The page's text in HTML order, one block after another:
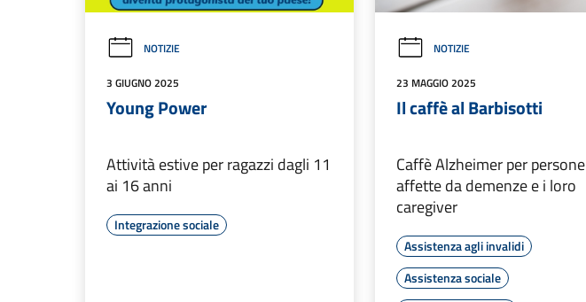
NOTIZIE
3 GIUGNO 2025
Young Power
Attività estive per ragazzi dagli 11
ai 16 anni
Integrazione sociale
NOTIZIE
23 MAGGIO 2025
Il caffè al Barbisotti
Caffè Alzheimer per persone
affette da demenze e i loro
caregiver
Assistenza agli invalidi
Assistenza sociale